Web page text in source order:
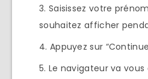
Saisissez votre
souhaitez afficher
Appuyez sur
Le navigateur va